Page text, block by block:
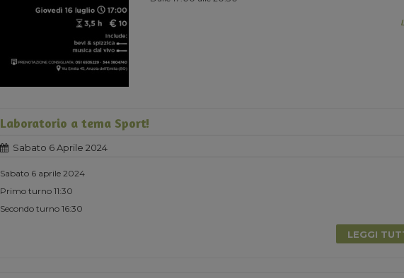
Laboratorio a tema Sport!
Sabato 6 Aprile 2024
Sabato 6 aprile 2024
Primo turno 11:30
Secondo turno 16:30
LEGGI